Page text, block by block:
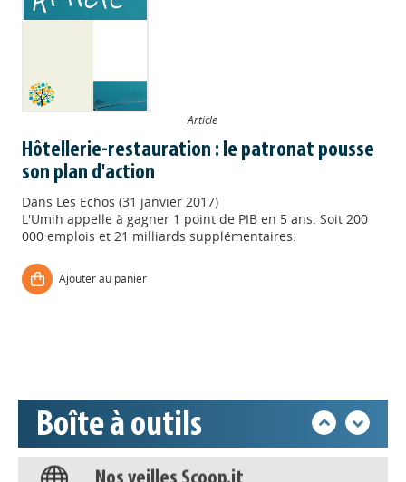
Article
Hôtellerie-restauration : le patronat pousse
son plan d'action
Dans Les Echos (31 janvier 2017)
L'Umih appelle à gagner 1 point de PIB en 5 ans. Soit 200
000 emplois et 21 milliards supplémentaires.
Ajouter au panier
Boîte à outils
Appels à projets
Déposer une actu !
Base documentaire
Nos veilles Scoop.it